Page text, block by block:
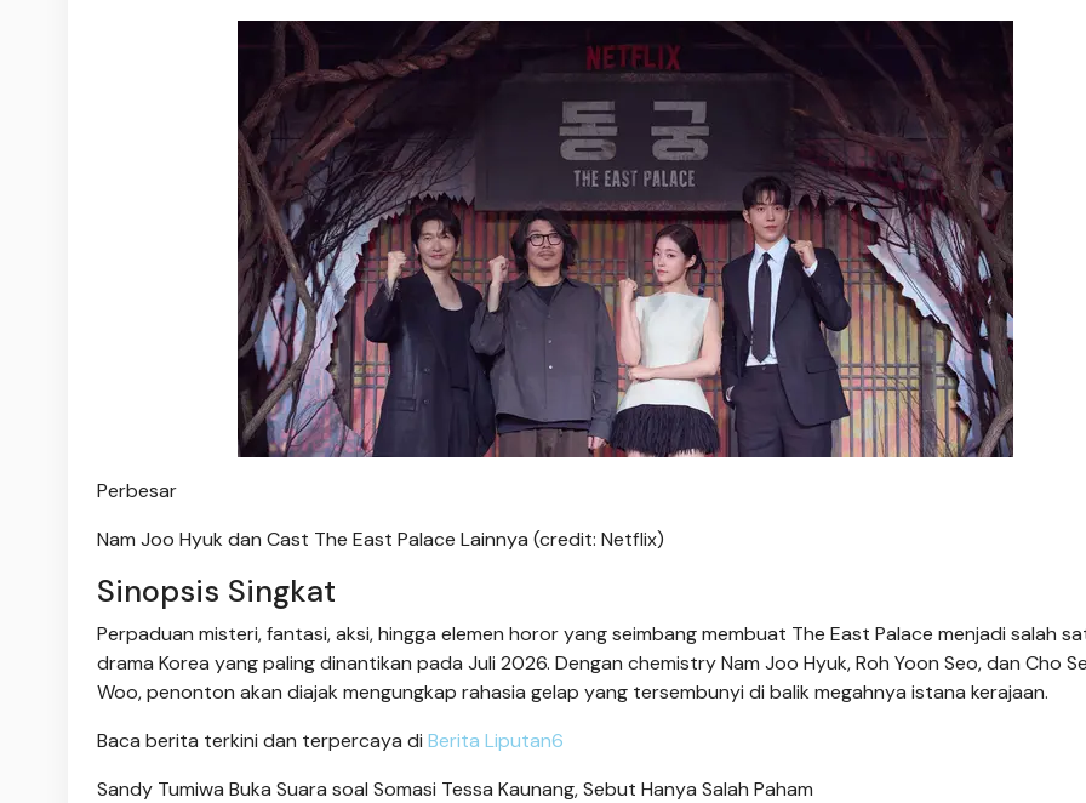
Perbesar
Nam Joo Hyuk dan Cast The East Palace Lainnya (credit: Netflix)
Sinopsis Singkat
Perpaduan misteri, fantasi, aksi, hingga elemen horor yang seimbang membuat The East Palace menjadi salah
drama Korea yang paling dinantikan pada Juli 2026. Dengan chemistry Nam Joo Hyuk, Roh Yoon Seo, dan Cho
Woo, penonton akan diajak mengungkap rahasia gelap yang tersembunyi di balik megahnya istana kerajaan.
Baca berita terkini dan terpercaya di Berita Liputan6
Sandy Tumiwa Buka Suara soal Somasi Tessa Kaunang, Sebut Hanya Salah Paham